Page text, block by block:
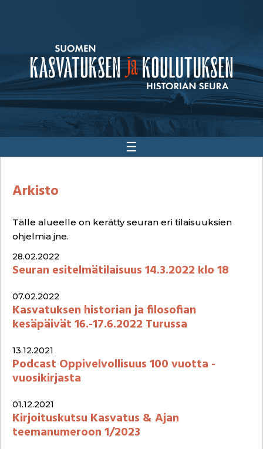
☰
Arkisto
Tälle alueelle on kerätty seuran eri tilaisuuksien
ohjelmia jne.
28.02.2022
Seuran esitelmätilaisuus 14.3.2022 klo 18
07.02.2022
Kasvatuksen historian ja filosofian
kesäpäivät 16.-17.6.2022 Turussa
13.12.2021
Podcast Oppivelvollisuus 100 vuotta -
vuosikirjasta
01.12.2021
Kirjoituskutsu Kasvatus & Ajan
teemanumeroon 1/2023